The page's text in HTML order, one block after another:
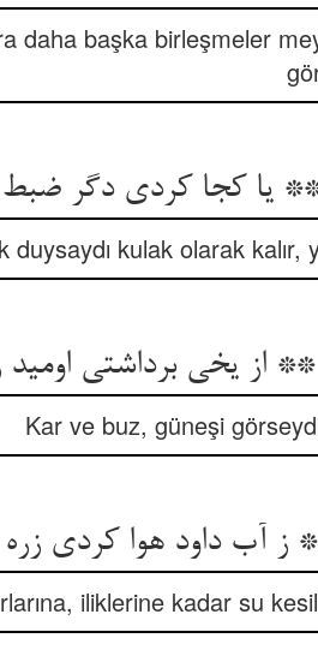
daha başka birleşmeler
duysaydı kulak olarak
Kar ve buz, güneşi
iliklerine kadar su